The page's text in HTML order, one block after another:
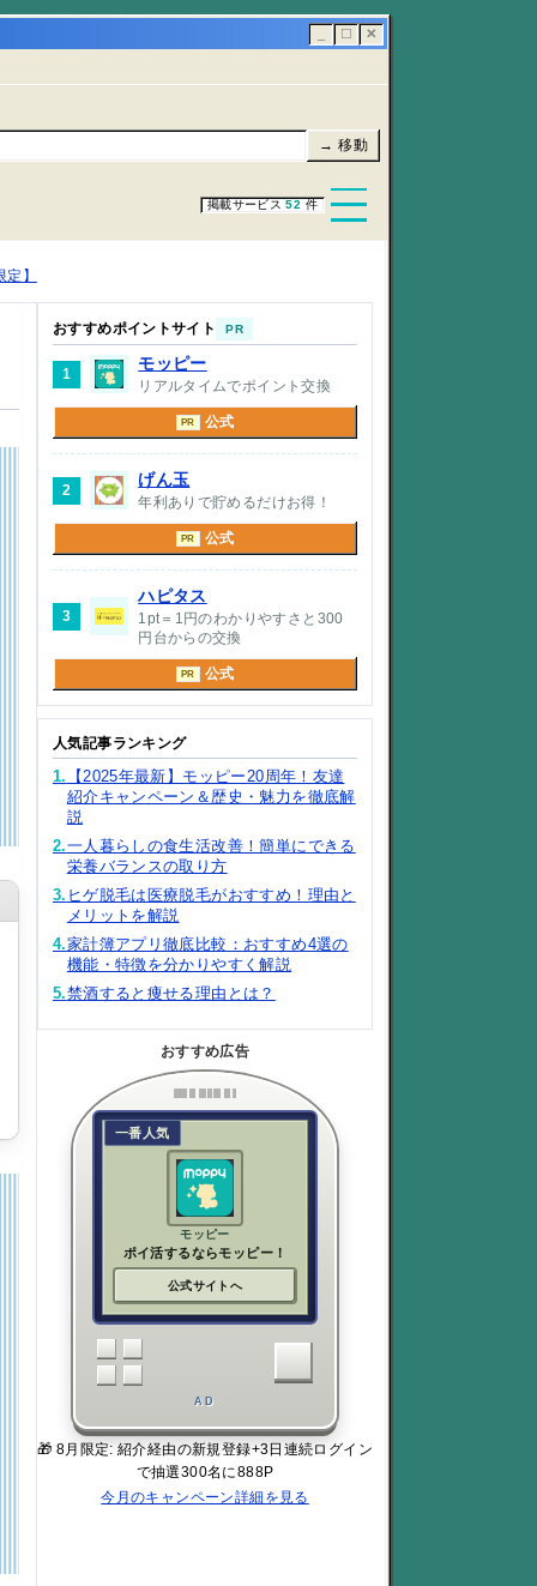
☐ ✕
→ 移動
掲載サービス52 件
】
おすすめポイントサイト PR
1
モッピー
リアルタイムでポイント交換
PR 公式
2
げん玉
年利ありで貯めるだけお得！
PR 公式
3
ハピタス
1pt＝1円のわかりやすさと300
円台からの交換
PR 公式
人気記事ランキング
1.
【2025年最新】モッピー20周年！友達
紹介キャンペーン＆歴史・魅力を徹底解
説
2.一人暮らしの食生活改善！簡単にできる
栄養バランスの取り方
3. ヒゲ脱毛は医療脱毛がおすすめ！理由と
メリットを解説
4.家計簿アプリ徹底比較：おすすめ4選の
機能・特徴を分かりやすく解説
5.禁酒すると痩せる理由とは？
おすすめ広告
一番人気
モッピー
ポイ活するならモッピー！
公式サイトへ
AD
🎁 8月限定: 紹介経由の新規登録+3日連続ログイン
で抽選300名に888P
今月のキャンペーン詳細を見る